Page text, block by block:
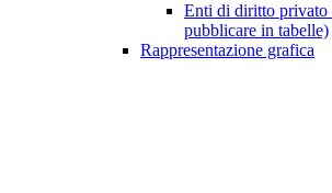
Enti di diritto privato
pubblicare in tabelle)
Rappresentazione grafica